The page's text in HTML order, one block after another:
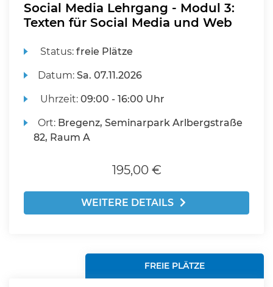
Social Media Lehrgang - Modul 3:
Texten für Social Media und Web
Status:freie Plätze
Datum:Sa. 07.11.2026
Uhrzeit:09:00 - 16:00 Uhr
Ort: Bregenz, Seminarpark Arlbergstraße
82, Raum A
195,00 €
WEITERE DETAILS
FREIE PLÄTZE